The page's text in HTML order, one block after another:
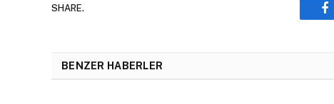
SHARE.
BENZER HABERLER